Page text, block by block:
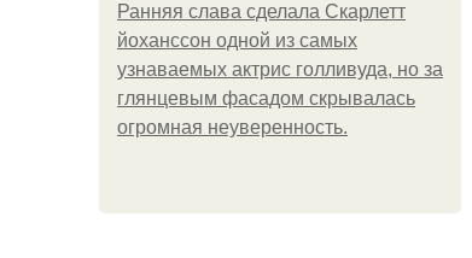
Ранняя слава сделала Скарлетт
йоханссон одной из самых
узнаваемых актрис голливуда, но за
глянцевым фасадом скрывалась
огромная неуверенность.